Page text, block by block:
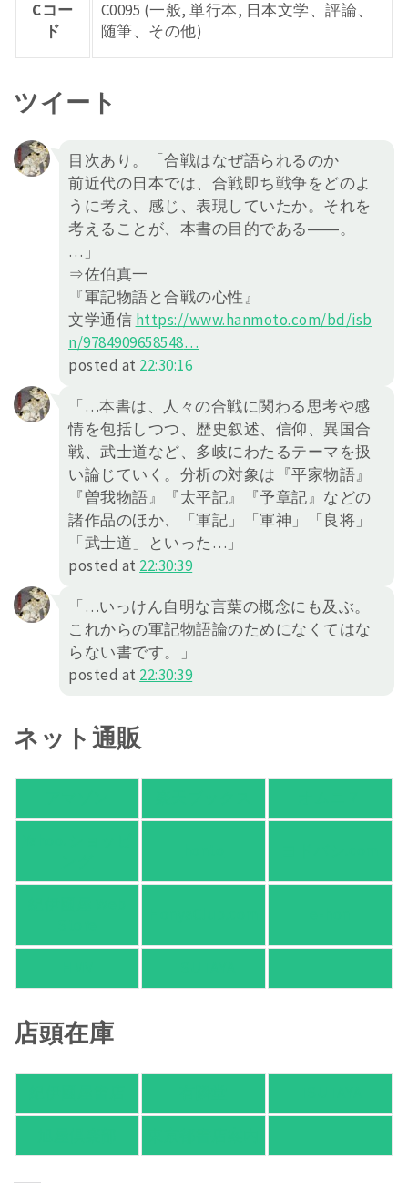
Cコー
ド
C0095 (一般, 単行本, 日本文学、評論、
随筆、その他)
ツイート
目次あり。「合戦はなぜ語られるのか
前近代の日本では、合戦即ち戦争をどのよ
うに考え、感じ、表現していたか。それを
考えることが、本書の目的である――。
…」
⇒佐伯真一
『軍記物語と合戦の心性』
文学通信 https://www.hanmoto.com/bd/isb
n/9784909658548…
posted at 22:30:16
「…本書は、人々の合戦に関わる思考や感
情を包括しつつ、歴史叙述、信仰、異国合
戦、武士道など、多岐にわたるテーマを扱
い論じていく。分析の対象は『平家物語』
『曽我物語』『太平記』『予章記』などの
諸作品のほか、「軍記」「軍神」「良将」
「武士道」といった…」
posted at 22:30:39
「…いっけん自明な言葉の概念にも及ぶ。
これからの軍記物語論のためになくてはな
らない書です。」
posted at 22:30:39
ネット通販
店頭在庫